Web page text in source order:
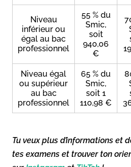
Niveau
inférieur ou
égal au bac
professionnel
55 % du
Smic,
soit
940,06
€
Niveau égal
ou supérieur
au bac
professionnel
65 % du
Smic,
soit 1
110,98 €
Tu veux plus d’informations et
tes examens et trouver ton